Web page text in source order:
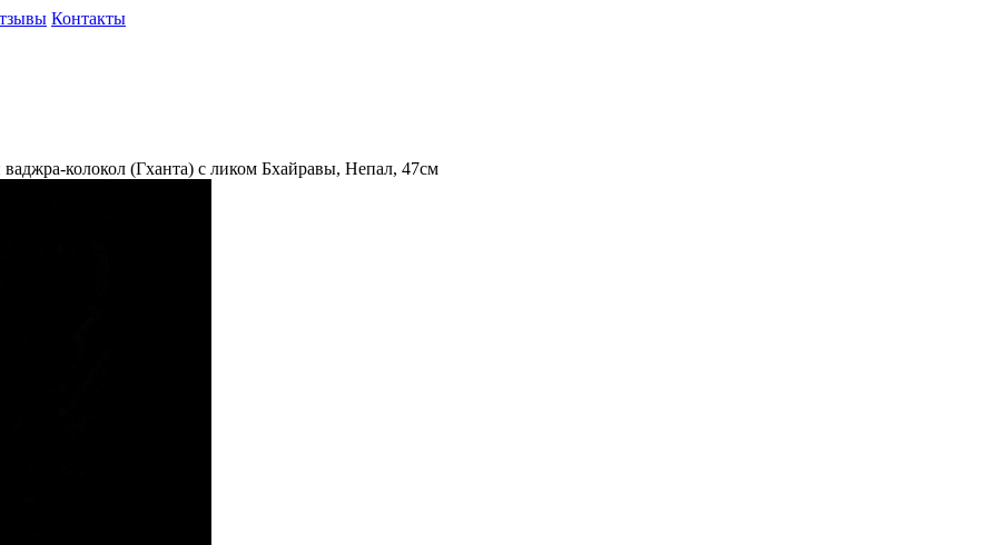
Контакты
колокол (Гханта) с ликом Бхайравы, Непал, 47см